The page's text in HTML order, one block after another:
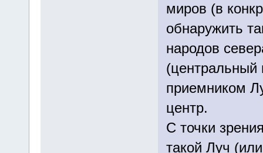
миров (в
обнаружить
народов
(центральный
приемником
центр.
С точки
такой Луч